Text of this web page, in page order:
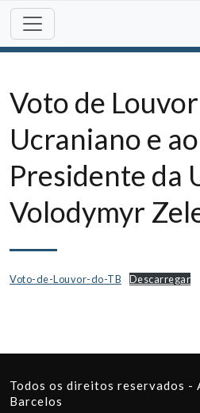
Skip
content
Voto de
Ucraniano e ao
Presidente da
Volodymyr
Voto-de-Louvor-do-TB Descarregar
Todos os direitos reservados -
Barcelos